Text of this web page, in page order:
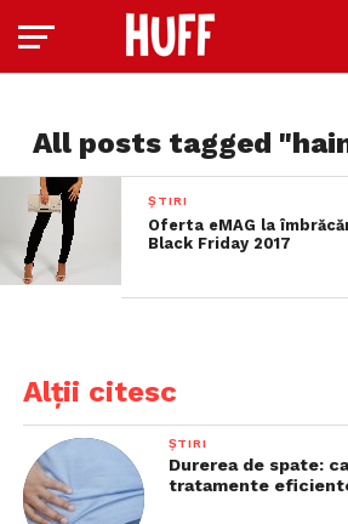
All posts tagged
ȘTIRI
Oferta eMAG la
Black Friday 2017
Alții citesc
ȘTIRI
Durerea de spate:
tratamente